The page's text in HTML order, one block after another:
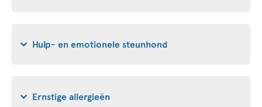
Hulp- en emotionele steunhond
Ernstige allergieën